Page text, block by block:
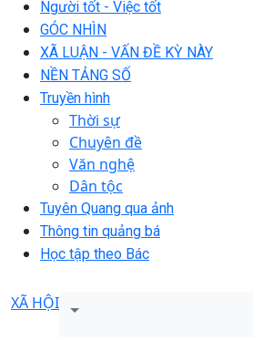
Người tốt - Việc tốt
GÓC NHÌN
XÃ LUẬN - VẤN ĐỀ KỲ NÀY
NỀN TẢNG SỐ
Truyền hình
Thời sự
Chuyên đề
Văn nghệ
Dân tộc
Tuyên Quang qua ảnh
Thông tin quảng bá
Học tập theo Bác
XÃ HỘI